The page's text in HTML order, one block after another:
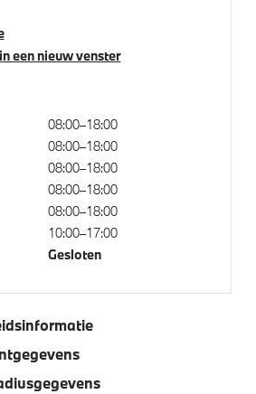
achterportierruiten en achterruit
uitklapbaar
Shadow Line
wegklapbare kogel
Rot
Multispaak (styling 745 I)
Hoogglans Shadow Line
Line met uitgebreide omvang
Line
een nieuw venster
08:00–18:00
08:00–18:00
08:00–18:00
08:00–18:00
08:00–18:00
10:00–17:00
Gesloten